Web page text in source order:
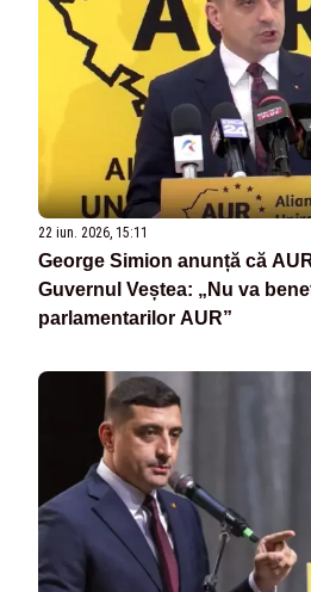
22 iun. 2026, 15:11
George Simion anunță că
Guvernul Veștea: „Nu va
parlamentarilor AUR”